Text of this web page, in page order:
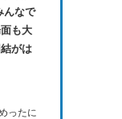
んなで
も大
がは
ったに